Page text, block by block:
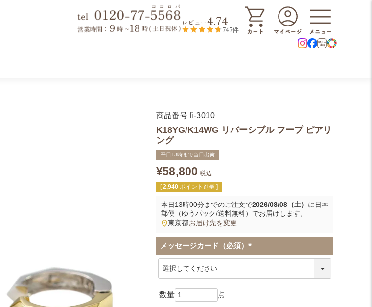
レビュー4.74
747件
商品番号 fi-3010
K18YG/K14WG リバーシブル フープ ピアリ
ング
平日13時まで当日出荷
¥58,800 税込
[ 2,940 ポイント進呈 ]
本日13時00分までのご注文で2026/08/08（土） に 日本
郵便（ゆうパック/送料無料） でお届けします。
東京都お届け先を変更
メッセージカード（必須）
(